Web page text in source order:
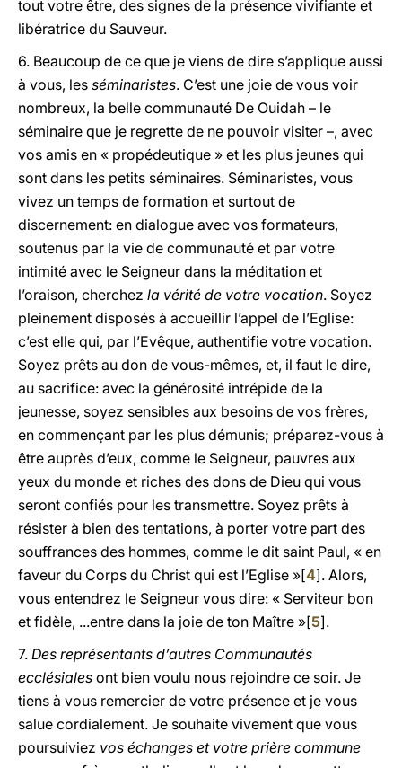
tout votre être, des signes de la présence vivifiante et
libératrice du Sauveur.
6. Beaucoup de ce que je viens de dire s’applique aussi
à vous, les séminaristes. C’est une joie de vous voir
nombreux, la belle communauté De Ouidah – le
séminaire que je regrette de ne pouvoir visiter –, avec
vos amis en « propédeutique » et les plus jeunes qui
sont dans les petits séminaires. Séminaristes, vous
vivez un temps de formation et surtout de
discernement: en dialogue avec vos formateurs,
soutenus par la vie de communauté et par votre
intimité avec le Seigneur dans la méditation et
l’oraison, cherchez la vérité de votre vocation. Soyez
pleinement disposés à accueillir l’appel de l’Eglise:
c’est elle qui, par l’Evêque, authentifie votre vocation.
Soyez prêts au don de vous-mêmes, et, il faut le dire,
au sacrifice: avec la générosité intrépide de la
jeunesse, soyez sensibles aux besoins de vos frères,
en commençant par les plus démunis; préparez-vous à
être auprès d’eux, comme le Seigneur, pauvres aux
yeux du monde et riches des dons de Dieu qui vous
seront confiés pour les transmettre. Soyez prêts à
résister à bien des tentations, à porter votre part des
souffrances des hommes, comme le dit saint Paul, « en
faveur du Corps du Christ qui est l’Eglise »[4]. Alors,
vous entendrez le Seigneur vous dire: « Serviteur bon
et fidèle, ...entre dans la joie de ton Maître »[5].
7. Des représentants d’autres Communautés
ecclésiales ont bien voulu nous rejoindre ce soir. Je
tiens à vous remercier de votre présence et je vous
salue cordialement. Je souhaite vivement que vous
poursuiviez vos échanges et votre prière commune